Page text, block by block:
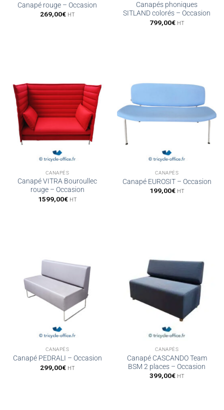
Canapé rouge – Occasion
269,00€ HT
Canapés phoniques
SITLAND colorés – Occasion
799,00€ HT
CANAPÉS
Canapé VITRA Bouroullec
rouge – Occasion
1599,00€ HT
CANAPÉS
Canapé EUROSIT – Occasion
199,00€ HT
CANAPÉS
Canapé PEDRALI – Occasion
299,00€ HT
CANAPÉS
Canapé CASCANDO Team
BSM 2 places – Occasion
399,00€ HT